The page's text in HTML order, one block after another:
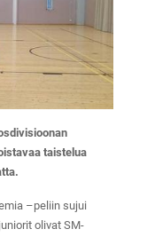
taistelua
–peliin sujui
olivat SM-